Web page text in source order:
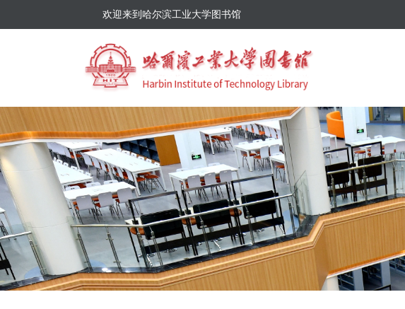
欢迎来到哈尔滨工业大学图书馆